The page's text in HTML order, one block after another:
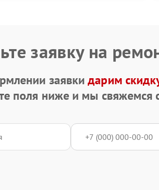
заявку на
заявкидарим
поля ниже и мы